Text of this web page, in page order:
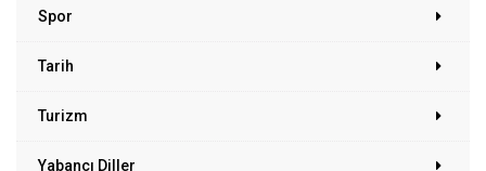
Spor
Tarih
Turizm
Yabancı Diller